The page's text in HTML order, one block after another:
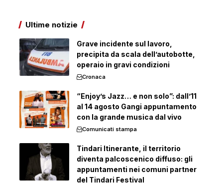
Ultime notizie
Grave incidente sul lavoro,
precipita da scala dell’autobotte,
operaio in gravi condizioni
Cronaca
“Enjoy’s Jazz… e non solo”: dall’11
al 14 agosto Gangi appuntamento
con la grande musica dal vivo
Comunicati stampa
Tindari Itinerante, il territorio
diventa palcoscenico diffuso: gli
appuntamenti nei comuni partner
del Tindari Festival